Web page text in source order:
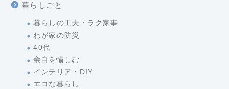
暮らしごと
暮らしの工夫・ラク家事
わが家の防災
40代
余白を愉しむ
インテリア・DIY
エコな暮らし